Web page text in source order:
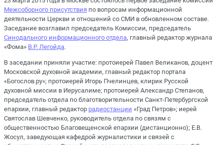
Межсоборного присутствия по вопросам информационной
деятельности Церкви и отношений со СМИ в обновленном составе.
Заседание возглавил председатель Комиссии, председатель
Синодального информационного отдела, главный редактор журнала
«Фома» В.Р. Легойда.
В заседании приняли участие: протоиерей Павел Великанов, доцент
Московской духовной академии, главный редактор портала
«Богослов.ру»; протоиерей Игорь Пчелинцев, клирик Русской
духовной миссии в Иерусалиме; протоиерей Александр Степанов,
председатель отдела по благотворительности Санкт-Петербургской
епархии, главный редактор радиостанции «Град Петров»; иерей
Святослав Шевченко, руководитель отдела по связям с
общественностью Благовещенской епархии (дистанционно); Е.В.
Жосул, заведующая кафедрой журналистики и связей с